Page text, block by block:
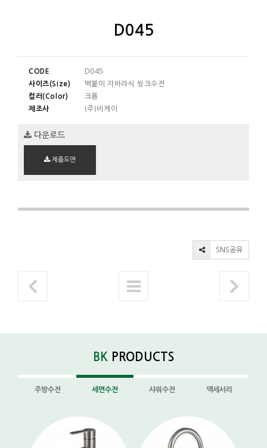
D045
CODE
D045
사이즈(Size)
벽붙이 자바라식 씽크수전
컬러(Color)
크롬
제조사
(주)비케이
다운로드
제품도면
SNS공유
BK PRODUCTS
주방수전 세면수전 샤워수전 액세서리